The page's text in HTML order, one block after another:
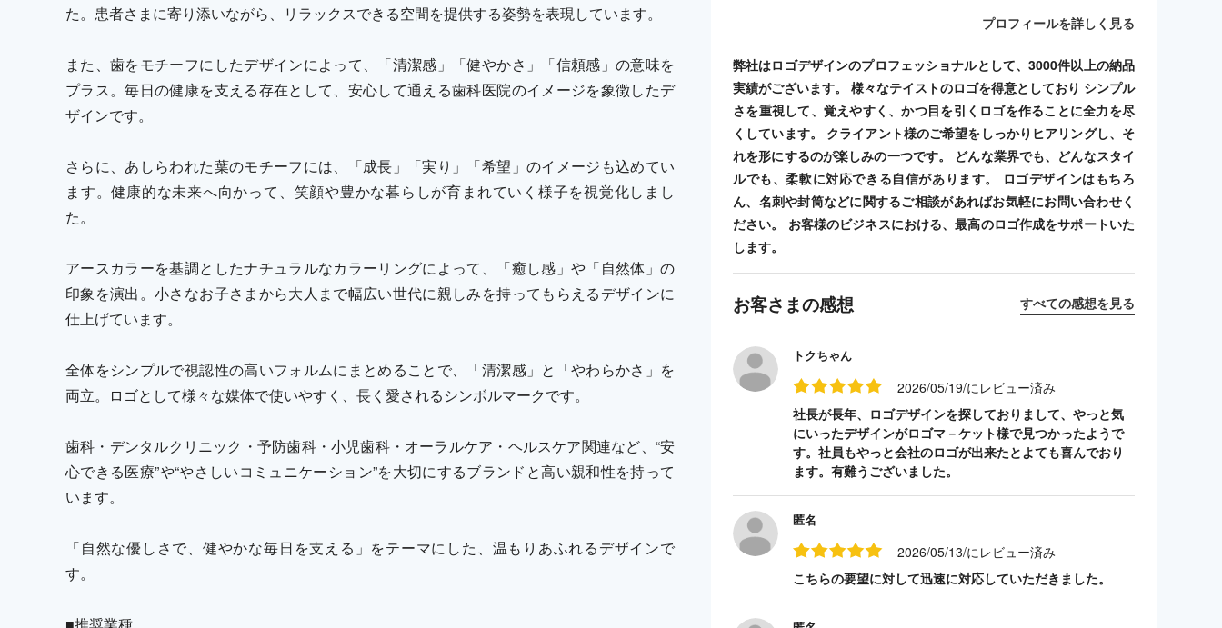
た。患者さまに寄り添いながら、リラックスできる空間を提供する姿勢を表現しています。
また、歯をモチーフにしたデザインによって、「清潔感」「健やかさ」「信頼感」の意味を
プラス。毎日の健康を支える存在として、安心して通える歯科医院のイメージを象徴したデ
ザインです。
さらに、あしらわれた葉のモチーフには、「成長」「実り」「希望」のイメージも込めてい
ます。健康的な未来へ向かって、笑顔や豊かな暮らしが育まれていく様子を視覚化しまし
た。
アースカラーを基調としたナチュラルなカラーリングによって、「癒し感」や「自然体」の
印象を演出。小さなお子さまから大人まで幅広い世代に親しみを持ってもらえるデザインに
仕上げています。
全体をシンプルで視認性の高いフォルムにまとめることで、「清潔感」と「やわらかさ」を
両立。ロゴとして様々な媒体で使いやすく、長く愛されるシンボルマークです。
歯科・デンタルクリニック・予防歯科・小児歯科・オーラルケア・ヘルスケア関連など、“安
心できる医療”や“やさしいコミュニケーション”を大切にするブランドと高い親和性を持って
います。
「自然な優しさで、健やかな毎日を支える」をテーマにした、温もりあふれるデザインで
す。
プロフィールを詳しく見る
弊社はロゴデザインのプロフェッショナルとして、3000件以上の納品
実績がございます。 様々なテイストのロゴを得意としており シンプル
さを重視して、覚えやすく、かつ目を引くロゴを作ることに全力を尽
くしています。 クライアント様のご希望をしっかりヒアリングし、そ
れを形にするのが楽しみの一つです。 どんな業界でも、どんなスタイ
ルでも、柔軟に対応できる自信があります。 ロゴデザインはもちろ
ん、名刺や封筒などに関するご相談があればお気軽にお問い合わせく
ださい。 お客様のビジネスにおける、最高のロゴ作成をサポートいた
します。
お客さまの感想 すべての感想を見る
トクちゃん
2026/05/19/にレビュー済み
社長が長年、ロゴデザインを探しておりまして、やっと気
にいったデザインがロゴマ－ケット様で見つかったようで
す。社員もやっと会社のロゴが出来たとよても喜んでおり
ます。有難うございました。
匿名
2026/05/13/にレビュー済み
こちらの要望に対して迅速に対応していただきました。